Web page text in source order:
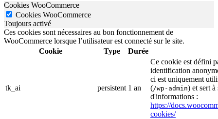
Cookies WooCommerce
Cookies WooCommerce
Toujours activé
Ces cookies sont nécessaires au bon fonctionnement de
WooCommerce lorsque l’utilisateur est connecté sur le site.
Cookie
Type Durée
tk_ai persistent 1 an
Ce cookie est défini
identification
ci est uniquement
(/wp-admin) et sert
d'informations :
https://
cookies/